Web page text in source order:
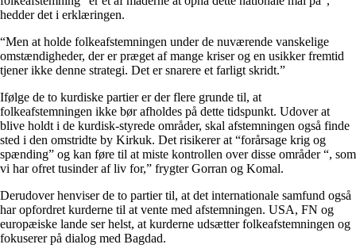
hedder det i erklæringen.
“Men at holde folkeafstemningen under de nuværende vanskelige
omstændigheder, der er præget af mange kriser og en usikker fremtid
tjener ikke denne strategi. Det er snarere et farligt skridt.”
Ifølge de to kurdiske partier er der flere grunde til, at
folkeafstemningen ikke bør afholdes på dette tidspunkt. Udover at
blive holdt i de kurdisk-styrede områder, skal afstemningen også finde
sted i den omstridte by Kirkuk. Det risikerer at “forårsage krig og
spænding” og kan føre til at miste kontrollen over disse områder “, som
vi har ofret tusinder af liv for,” frygter Gorran og Komal.
Derudover henviser de to partier til, at det internationale samfund også
har opfordret kurderne til at vente med afstemningen. USA, FN og
europæiske lande ser helst, at kurderne udsætter folkeafstemningen og
fokuserer på dialog med Bagdad.